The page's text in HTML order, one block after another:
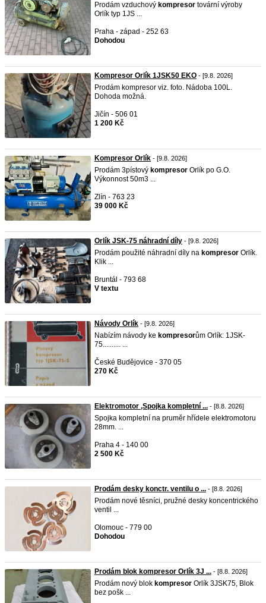
Prodám vzduchový kompresor tovární výroby
Orlík typ 1JS ...
Praha - západ - 252 63
Dohodou
Kompresor Orlík 1JSK50 EKO - [9.8. 2026]
Prodám kompresor viz. foto. Nádoba 100L.
Dohoda možná.
Jičín - 506 01
1 200 Kč
Kompresor Orlík - [9.8. 2026]
Prodám 3pístový kompresor Orlík po G.O.
Výkonnost 50m3 ...
Zlín - 763 23
39 000 Kč
Orlík JSK-75 náhradní díly - [9.8. 2026]
Prodám použité náhradní díly na kompresor Orlík.
Klik ...
Bruntál - 793 68
V textu
Návody Orlík - [9.8. 2026]
Nabízím návody ke kompresorům Orlík: 1JSK-
75.......... ...
České Budějovice - 370 05
270 Kč
Elektromotor ,Spojka kompletní ... - [8.8. 2026]
Spojka kompletní na pruměr hřídele elektromotoru
28mm. ...
Praha 4 - 140 00
2 500 Kč
Prodám desky konctr. ventilu o ... - [8.8. 2026]
Prodám nové těsníci, pružné desky koncentrického
ventil ...
Olomouc - 779 00
Dohodou
Prodám blok kompresor Orlík 3J ... - [8.8. 2026]
Prodám nový blok kompresor Orlík 3JSK75, Blok
bez pošk ...